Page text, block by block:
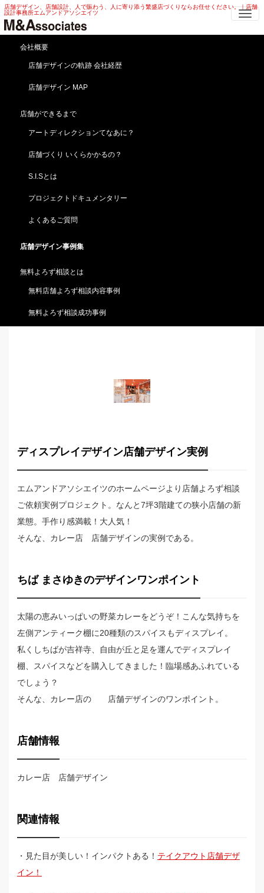
店舗デザイン、店舗設計、人で賑わう、人に寄り添う繁盛店づくりならお任せください。｜店舗
設計事務所エムアンドアソシエイツ
会社概要
店舗デザインの軌跡 会社経歴
店舗デザイン MAP
店舗ができるまで
アートディレクションてなあに？
店舗づくり いくらかかるの？
S.I.Sとは
プロジェクトドキュメンタリー
よくあるご質問
店舗デザイン事例集
無料よろず相談とは
無料店舗よろず相談内容事例
無料よろず相談成功事例
カレー店 店舗デザイン | ディスプレ
イ・演出 カレー店 店舗デザイン
HOME 店舗デザイン事例集
【太陽の恵みカレー食堂】東京／西東京（新規開業）
「店舗よろず相談依頼実例」
ディスプレイデザイン店舗デザイン実例
エムアンドアソシエイツのホームページより店舗よろず相談
ご依頼実例プロジェクト。なんと7坪3階建ての狭小店舗の新
業態。手作り感満載！大人気！
そんな、カレー店 店舗デザインの実例である。
ちば まさゆきのデザインワンポイント
太陽の恵みいっぱいの野菜カレーをどうぞ！こんな気持ちを
左側アンティーク棚に20種類のスパイスもディスプレイ。
私くしちばが吉祥寺、自由が丘と足を運んでディスプレイ
棚、スパイスなどを購入してきました！臨場感あふれている
でしょう？
そんな、カレー店の 店舗デザインのワンポイント。
店舗情報
カレー店 店舗デザイン
関連情報
・見た目が美しい！インパクトある！ テイクアウト店舗デザ
イン！